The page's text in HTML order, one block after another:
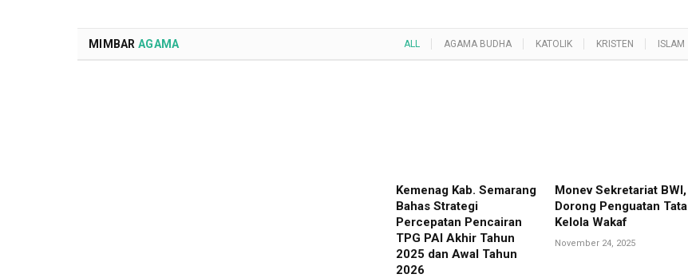
MIMBAR AGAMA ALL AGAMA BUDHA KATOLIK KRISTEN ISLAM
Kemenag Kab. Semarang
Bahas Strategi
Percepatan Pencairan
TPG PAI Akhir Tahun
2025 dan Awal Tahun
2026
Monev Sekretariat BWI,
Dorong Penguatan Tata
Kelola Wakaf
November 24, 2025